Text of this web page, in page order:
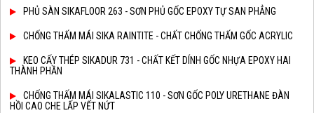
PHỦ SÀN SIKAFLOOR 263 - SƠN PHỦ GỐC EPOXY TỰ SAN PHẲNG
CHỐNG THẤM MÁI SIKA RAINTITE - CHẤT CHỐNG THẤM GỐC ACRYLIC
KEO CẤY THÉP SIKADUR 731 - CHẤT KẾT DÍNH GỐC NHỰA EPOXY HAI
THÀNH PHẦN
CHỐNG THẤM MÁI SIKALASTIC 110 - SƠN GỐC POLY URETHANE ĐÀN
HỒI CAO CHE LẤP VẾT NỨT